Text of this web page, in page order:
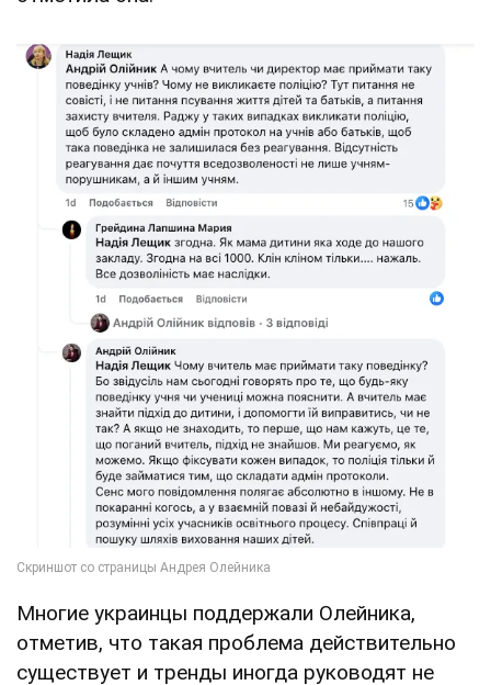
Многие украинцы поддержали Олейника,
отметив, что такая проблема действительно
существует и тренды иногда руководят не